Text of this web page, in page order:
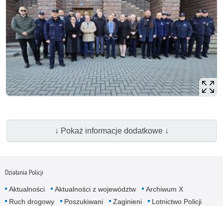
↓ Pokaż informacje dodatkowe ↓
Działania Policji
Aktualności Aktualności z województw
Archiwum X
Ruch drogowy
Poszukiwani Zaginieni
Lotnictwo Policji